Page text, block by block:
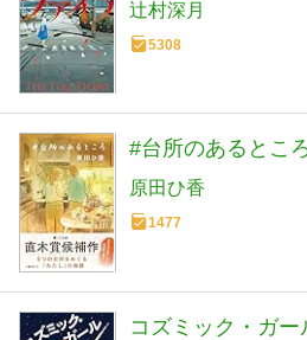
辻村深月
5308
#台所のあるとこ
原田ひ香
1477
コズミック・ガ